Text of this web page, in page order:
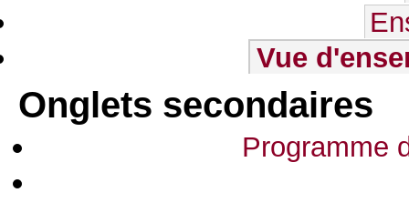
Vue
Onglets secondaires
Programme